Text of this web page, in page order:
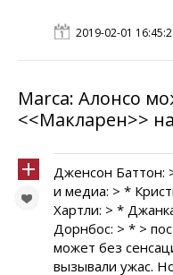
2019-02-01
Marca: Алонсо
<<Макларен>>
Дженсон Баттон:
и медиа: > *
Хартли: > *
Дорнбос: > * >
может без
вызывали ужас.